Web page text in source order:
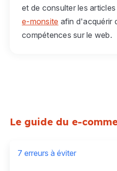
et de consulter les
e-monsite afin d'acquérir
compétences sur le web.
Le guide du e-
7 erreurs à éviter